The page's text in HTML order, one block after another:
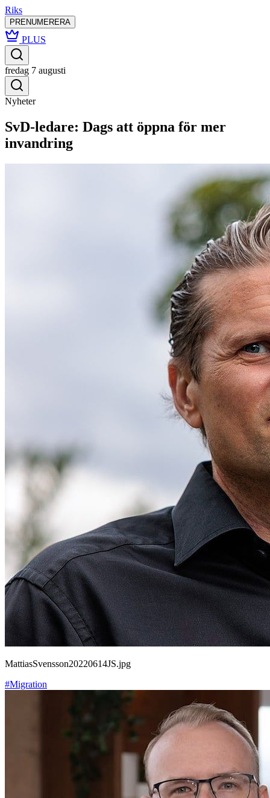
Riks
PRENUMERERA
PLUS
fredag 7 augusti
Nyheter
SvD-ledare: Dags att öppna för mer
invandring
MattiasSvensson20220614JS.jpg
#Migration